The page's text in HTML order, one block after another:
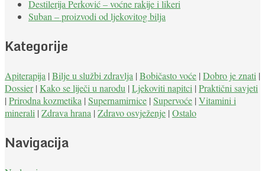
Destilerija Perković – voćne rakije i likeri
Suban – proizvodi od ljekovitog bilja
Kategorije
Apiterapija | Bilje u službi zdravlja | Bobičasto voće | Dobro je znati |
Dossier| Kako se liječi u narodu | Ljekoviti napitci | Praktični savjeti
| Prirodna kozmetika | Supernamirnice | Supervoće | Vitamini i
minerali | Zdrava hrana | Zdravo osvježenje | Ostalo
Navigacija